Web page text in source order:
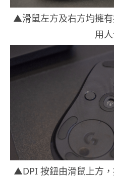
▲滑鼠左方及右方均擁
用
▲DPI 按鈕由滑鼠上方